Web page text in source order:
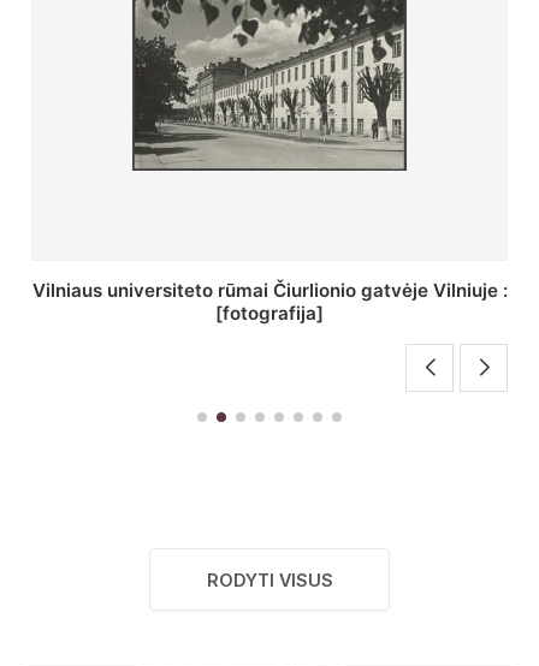
St. Batoro universiteto J. Pilsudskio kolegija :
[fotografija]
RODYTI VISUS